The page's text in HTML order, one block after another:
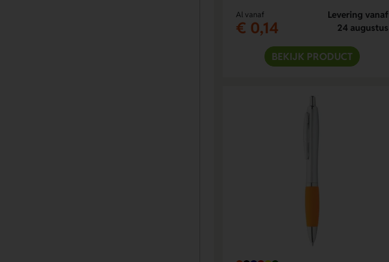
Al vanaf
€ 0,14
Levering vanaf
24 augustus
BEKIJK PRODUCT